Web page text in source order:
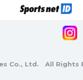
Co., Ltd. All Rights